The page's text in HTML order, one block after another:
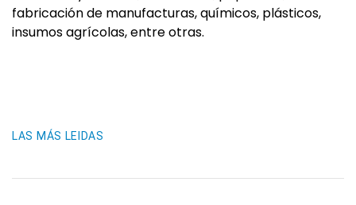
fabricación de manufacturas, químicos, plásticos,
insumos agrícolas, entre otras.
LAS MÁS LEIDAS